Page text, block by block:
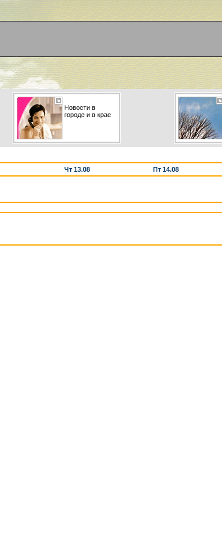
Новости в
городе и в крае
Чт 13.08 Пт 14.08